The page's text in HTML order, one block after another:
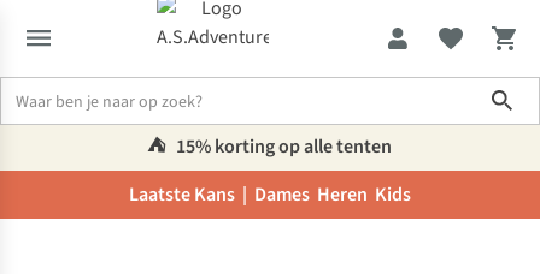
⛺️ 15% korting op alle tenten
Laatste Kans | Dames Heren Kids